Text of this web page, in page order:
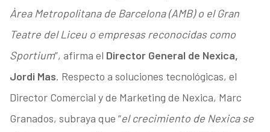
Àrea Metropolitana de Barcelona (AMB) o el Gran
Teatre del Liceu o empresas reconocidas como
Sportium”, afirma el Director General de Nexica,
Jordi Mas. Respecto a soluciones tecnológicas, el
Director Comercial y de Marketing de Nexica, Marc
Granados, subraya que “el crecimiento de Nexica se